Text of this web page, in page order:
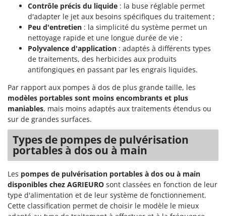
Contrôle précis du liquide : la buse réglable permet
d'adapter le jet aux besoins spécifiques du traitement ;
Peu d'entretien : la simplicité du système permet un
nettoyage rapide et une longue durée de vie ;
Polyvalence d'application : adaptés à différents types
de traitements, des herbicides aux produits
antifongiques en passant par les engrais liquides.
Par rapport aux pompes à dos de plus grande taille, les
modèles portables sont moins encombrants et plus
maniables, mais moins adaptés aux traitements étendus ou
sur de grandes surfaces.
Types de pompes de pulvérisation
portables à dos ou à main
Les pompes de pulvérisation portables à dos ou à main
disponibles chez AGRIEURO sont classées en fonction de leur
type d'alimentation et de leur système de fonctionnement.
Cette classification permet de choisir le modèle le mieux